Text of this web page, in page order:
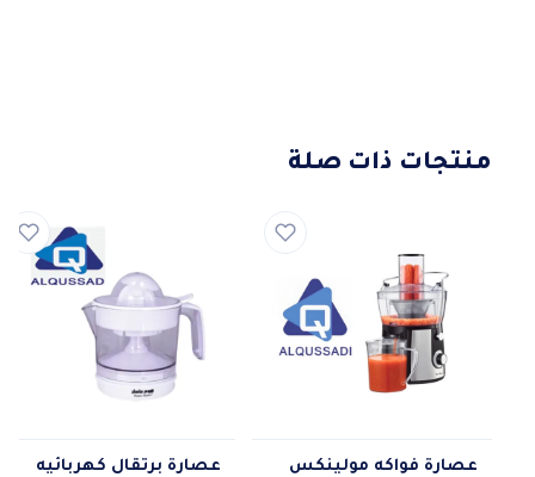
منتجات ذات صلة
عصارة فواكه مولينكس
عصارة برتقال كهربائيه